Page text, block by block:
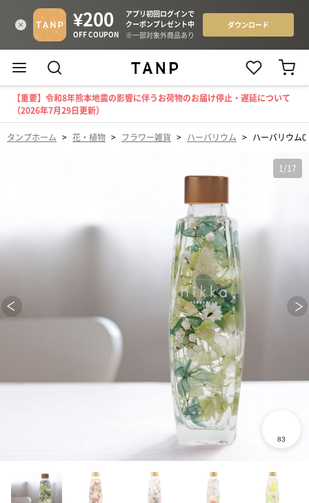
【重要】令和8年熊本地震の影響に伴うお荷物のお届け停止・遅延について
（2026年7月29日更新）
タンプホーム > 花・植物 > フラワー雑貨 > ハーバリウム > ハーバリウム
1 /17